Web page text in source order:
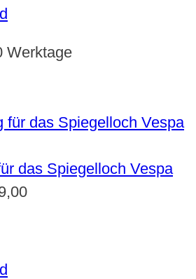
Werktage
das Spiegelloch Vespa